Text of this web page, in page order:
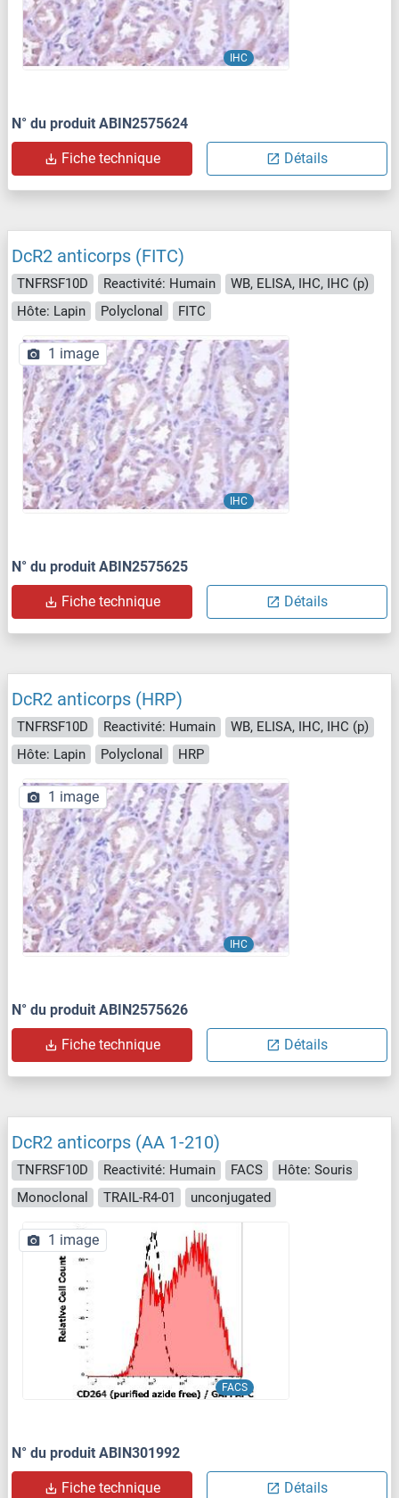
IHC
N° du produit ABIN2575624
Fiche technique Détails
DcR2 anticorps (FITC)
TNFRSF10D Reactivité: Humain
WB, ELISA, IHC, IHC (p)
Hôte: Lapin
Polyclonal FITC
IHC
1 image
N° du produit ABIN2575625
Fiche technique Détails
DcR2 anticorps (HRP)
TNFRSF10D Reactivité: Humain
WB, ELISA, IHC, IHC (p)
Hôte: Lapin
Polyclonal HRP
IHC
1 image
N° du produit ABIN2575626
Fiche technique Détails
DcR2 anticorps (AA 1-210)
TNFRSF10D Reactivité: Humain FACS
Hôte: Souris
Monoclonal
TRAIL-R4-01 unconjugated
FACS
1 image
N° du produit ABIN301992
Fiche technique Détails